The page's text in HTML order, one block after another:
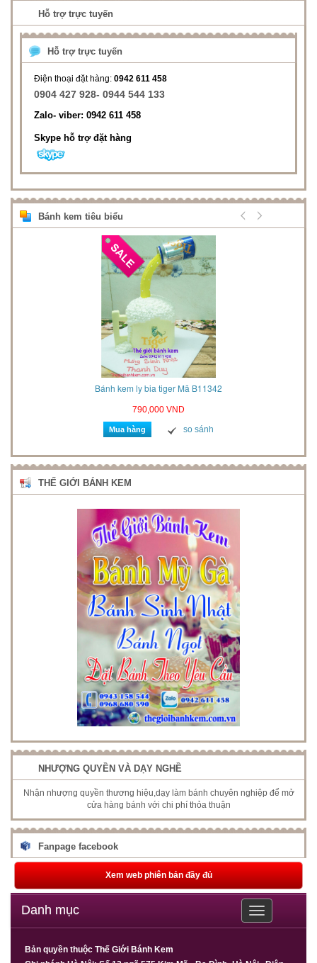
Hỗ trợ trực tuyến
Hỗ trợ trực tuyến
Điện thoại đặt hàng: 0942 611 458
0904 427 928- 0944 544 133
Zalo- viber: 0942 611 458
Skype hỗ trợ đặt hàng
Bánh kem tiêu biểu
Bánh kem ly bia tiger Mã B11342
790,000 VND
Mua hàng so sánh
THẾ GIỚI BÁNH KEM
NHƯỢNG QUYỀN VÀ DẠY NGHỀ
Nhận nhượng quyền thương hiệu,dạy làm bánh chuyên nghiệp để mở
cửa hàng bánh với chi phí thỏa thuận
Fanpage facebook
Xem web phiên bản đầy đủ
Toggle
navigation
Danh mục
Bản quyền thuộc Thế Giới Bánh Kem